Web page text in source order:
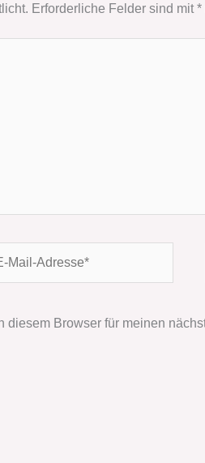
Erforderliche Felder sind mit *
diesem Browser für meinen